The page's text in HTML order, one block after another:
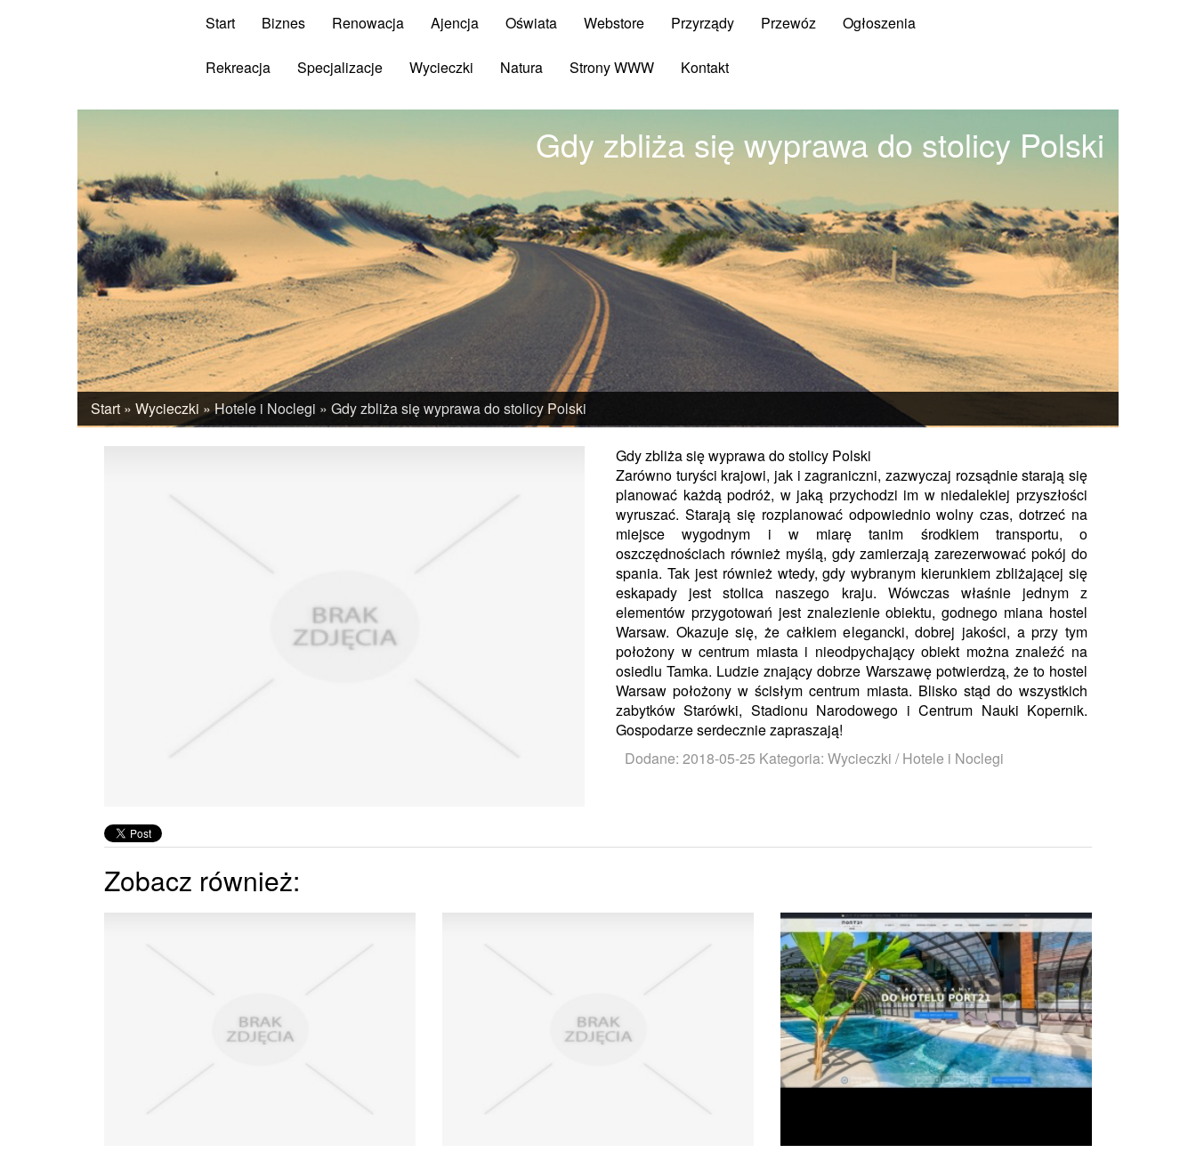
Start Biznes Renowacja Ajencja Oświata Webstore Przyrządy Przewóz Ogłoszenia
Rekreacja Specjalizacje Wycieczki Natura Strony WWW Kontakt
Gdy zbliża się wyprawa do stolicy Polski
Start » Wycieczki »Hotele i Noclegi » Gdy zbliża się wyprawa do stolicy Polski
Gdy zbliża się wyprawa do stolicy Polski
Zarówno turyści krajowi, jak i zagraniczni, zazwyczaj rozsądnie starają się
planować każdą podróż, w jaką przychodzi im w niedalekiej przyszłości
wyruszać. Starają się rozplanować odpowiednio wolny czas, dotrzeć na
miejsce wygodnym i w miarę tanim środkiem transportu, o
oszczędnościach również myślą, gdy zamierzają zarezerwować pokój do
spania. Tak jest również wtedy, gdy wybranym kierunkiem zbliżającej się
eskapady jest stolica naszego kraju. Wówczas właśnie jednym z
elementów przygotowań jest znalezienie obiektu, godnego miana hostel
Warsaw. Okazuje się, że całkiem elegancki, dobrej jakości, a przy tym
położony w centrum miasta i nieodpychający obiekt można znaleźć na
osiedlu Tamka. Ludzie znający dobrze Warszawę potwierdzą, że to hostel
Warsaw położony w ścisłym centrum miasta. Blisko stąd do wszystkich
zabytków Starówki, Stadionu Narodowego i Centrum Nauki Kopernik.
Gospodarze serdecznie zapraszają!
Dodane: 2018-05-25 Kategoria: Wycieczki / Hotele i Noclegi
Zobacz również: